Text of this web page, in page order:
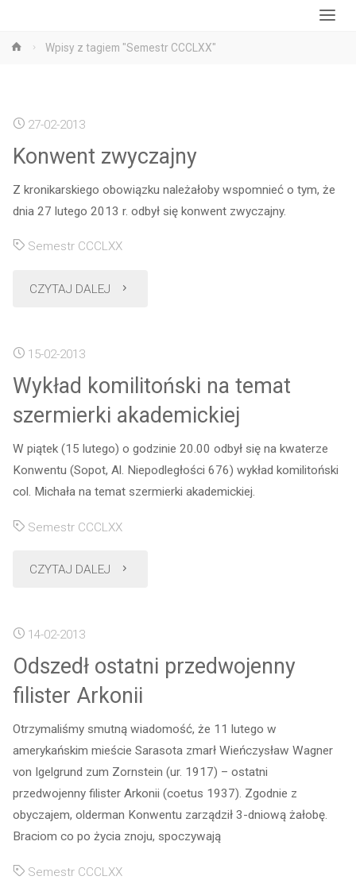
StronaWpisy z tagiem "Semestr CCCLXX"
27-02-2013
Konwent zwyczajny
Z kronikarskiego obowiązku należałoby wspomnieć o tym, że
dnia 27 lutego 2013 r. odbył się konwent zwyczajny.
Semestr CCCLXX
CZYTAJ DALEJ "Konwent
15-02-2013
Wykład komilitoński na temat
szermierki akademickiej
W piątek (15 lutego) o godzinie 20.00 odbył się na kwaterze
Konwentu (Sopot, Al. Niepodległości 676) wykład komilitoński
col. Michała na temat szermierki akademickiej.
Semestr CCCLXX
CZYTAJ DALEJ "Wykład
temat
akademickiej"
14-02-2013
Odszedł ostatni przedwojenny
filister Arkonii
Otrzymaliśmy smutną wiadomość, że 11 lutego w
amerykańskim mieście Sarasota zmarł Wieńczysław Wagner
von Igelgrund zum Zornstein (ur. 1917) – ostatni
przedwojenny filister Arkonii (coetus 1937). Zgodnie z
obyczajem, olderman Konwentu zarządził 3-dniową żałobę.
Braciom co po życia znoju, spoczywają
Semestr CCCLXX